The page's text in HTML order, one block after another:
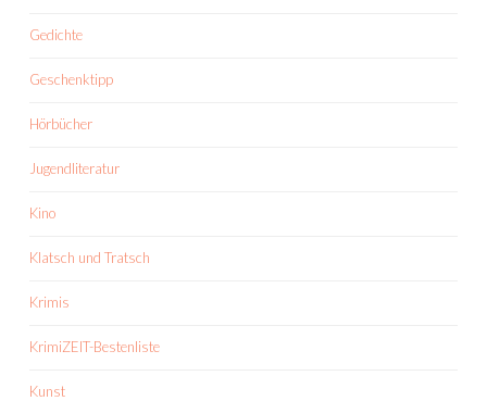
Gedichte
Geschenktipp
Hörbücher
Jugendliteratur
Kino
Klatsch und Tratsch
Krimis
KrimiZEIT-Bestenliste
Kunst